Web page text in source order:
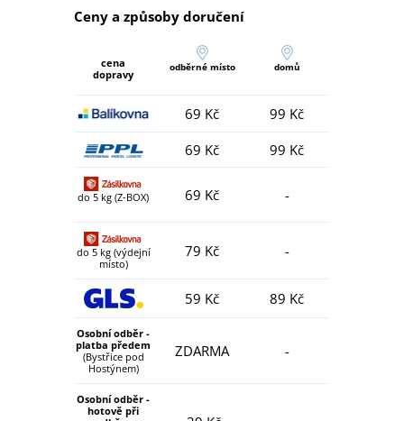
Ceny a způsoby doručení
cena
dopravy
odběrné místo domů
69 Kč
99 Kč
69 Kč
99 Kč
do 5 kg (Z-BOX) 69 Kč -
do 5 kg (výdejní
místo)
79 Kč -
59 Kč 89 Kč
Osobní odběr -
platba předem
(Bystřice pod
Hostýnem)
ZDARMA -
Osobní odběr -
hotově při